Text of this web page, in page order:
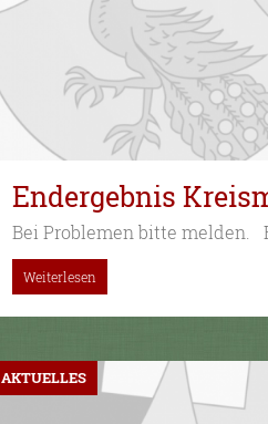
Endergebnis
Bei Problemen bitte melden.
Weiterlesen
AKTUELLES